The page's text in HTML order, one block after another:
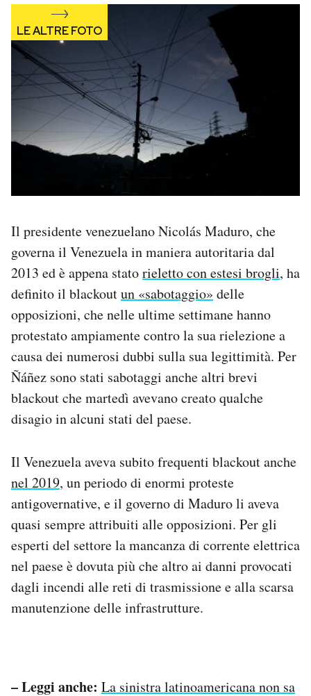
Il presidente venezuelano Nicolás Maduro, che
governa il Venezuela in maniera autoritaria dal
2013 ed è appena statorieletto con estesi brogli, ha
definito il blackoutun «sabotaggio» delle
opposizioni, che nelle ultime settimane hanno
protestato ampiamente contro la sua rielezione a
causa dei numerosi dubbi sulla sua legittimità. Per
Ñáñez sono stati sabotaggi anche altri brevi
blackout che martedì avevano creato qualche
disagio in alcuni stati del paese.
Il Venezuela aveva subito frequenti blackout anche
nel 2019, un periodo di enormi proteste
antigovernative, e il governo di Maduro li aveva
quasi sempre attribuiti alle opposizioni. Per gli
esperti del settore la mancanza di corrente elettrica
nel paese è dovuta più che altro ai danni provocati
dagli incendi alle reti di trasmissione e alla scarsa
manutenzione delle infrastrutture.
– Leggi anche: La sinistra latinoamericana non sa